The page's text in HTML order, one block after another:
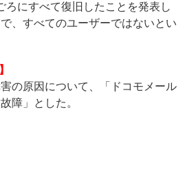
ろにすべて復旧したことを発表し
、すべてのユーザーではないとい
の原因について、「ドコモメール
障」とした。